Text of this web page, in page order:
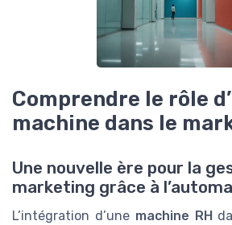
Comprendre le rôle
machine dans le
Une nouvelle ère pour la
marketing grâce à
L’intégration d’une machine RH